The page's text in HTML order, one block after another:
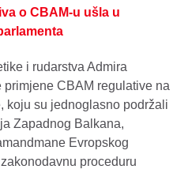
o CBAM-u ušla u
i rudarstva Admira
CBAM regulative na
koju su jednoglasno podržali
Zapadnog Balkana,
Evropskog
proceduru